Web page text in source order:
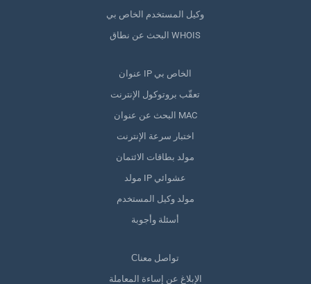
وكيل المستخدم الخاص بي
البحث عن نطاق WHOIS
عنوان IP الخاص بي
تعقّب بروتوكول الإنترنت
البحث عن عنوان MAC
اختبار سرعة الإنترنت
مولد بطاقات الائتمان
مولد IP عشوائي
مولد وكيل المستخدم
أسئلة وأجوبة
Сتواصل معنا
الإبلاغ عن إساءة المعاملة